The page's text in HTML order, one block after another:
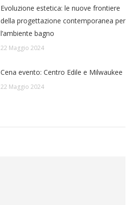
Evoluzione estetica: le nuove frontiere
della progettazione contemporanea per
l’ambiente bagno
22 Maggio 2024
Cena evento: Centro Edile e Milwaukee
22 Maggio 2024